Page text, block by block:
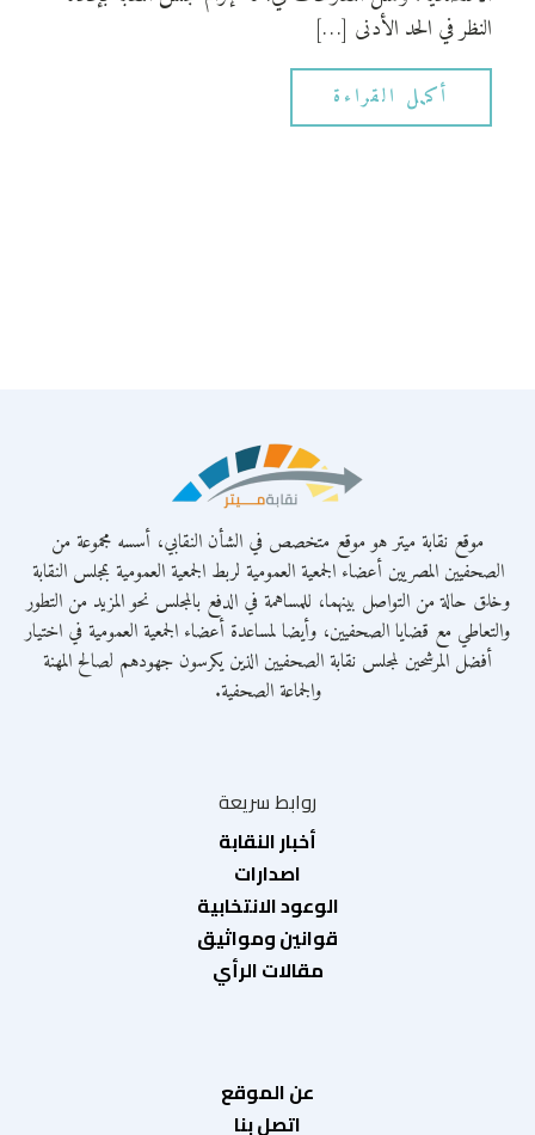
النظر في الحد الأدنى […]
أكمل القراءة
موقع نقابة ميتر هو موقع متخصص في الشأن النقابي، أسسه مجموعة من
الصحفيين المصريين أعضاء الجمعية العمومية لربط الجمعية العمومية بمجلس النقابة
وخلق حالة من التواصل بينهما، للمساهمة في الدفع بالمجلس نحو المزيد من التطور
والتعاطي مع قضايا الصحفيين، وأيضا لمساعدة أعضاء الجمعية العمومية في اختيار
أفضل المرشحين لمجلس نقابة الصحفيين الذين يكرسون جهودهم لصالح المهنة
والجماعة الصحفية.
روابط سريعة
أخبار النقابة
اصدارات
الوعود الانتخابية
قوانين ومواثيق
مقالات الرأي
عن الموقع
اتصل بنا